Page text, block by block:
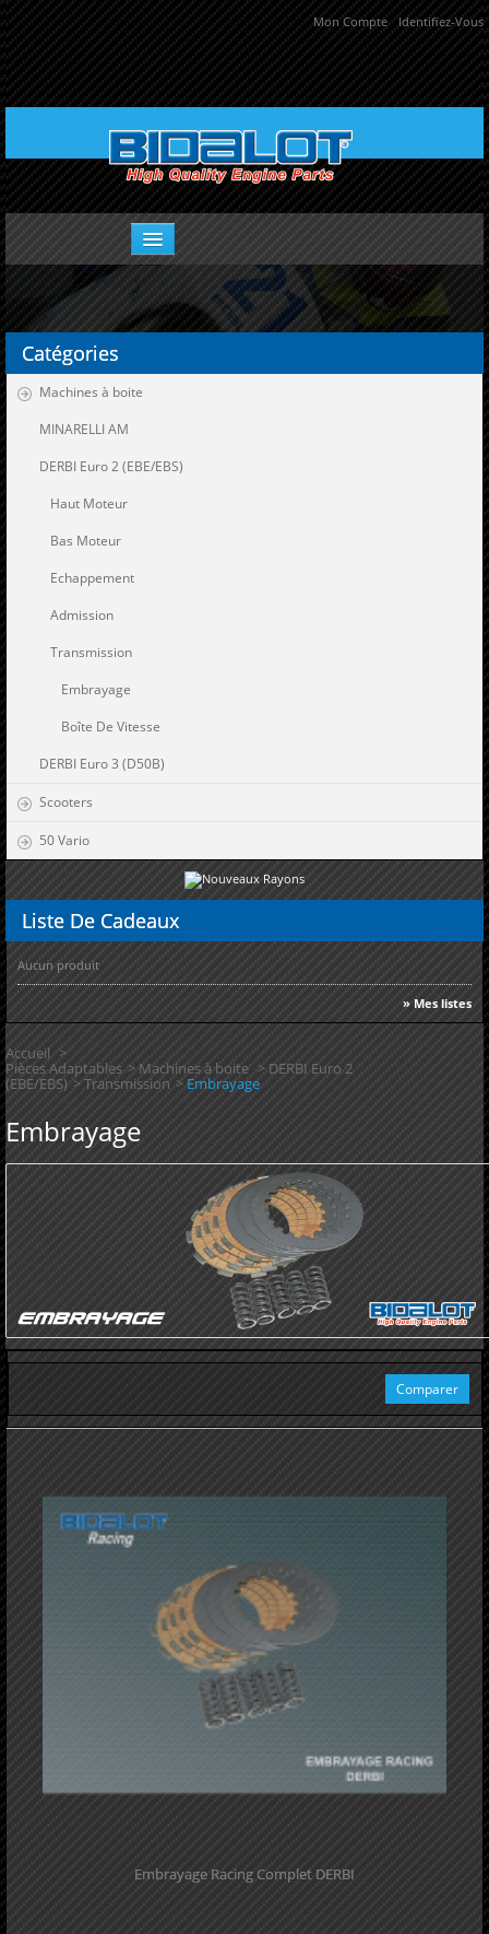
Mon Compte Identifiez-Vous
Pièces adaptables
Pièces Racing
Paramoteur
Bons Plans Bidalot
Catégories
Machines à boite
MINARELLI AM
DERBI Euro 2 (EBE/EBS)
Haut Moteur
Bas Moteur
Echappement
Admission
Transmission
Embrayage
Boîte De Vitesse
DERBI Euro 3 (D50B)
Scooters
50 Vario
Liste De Cadeaux
Aucun produit
» Mes listes
Accueil >
Pièces Adaptables > Machines à boite >DERBI Euro 2
(EBE/EBS) >Transmission > Embrayage
Embrayage
Embrayage Racing Complet DERBI